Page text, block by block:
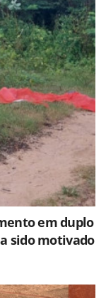
em duplo
sido motivado